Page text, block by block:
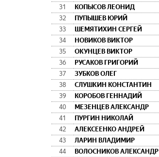
31
КОПЫСОВ ЛЕОНИД
32
ПУПЫШЕВ ЮРИЙ
33
ШЕМЯТИХИН СЕРГЕЙ
34
НОВИКОВ ВИКТОР
35
ОКУНЦЕВ ВИКТОР
36
РУСАКОВ ГРИГОРИЙ
37
ЗУБКОВ ОЛЕГ
38
СЛУШКИН КОНСТАНТИН
39
КОРОБОВ ГЕННАДИЙ
40
МЕЗЕНЦЕВ АЛЕКСАНДР
41
ПУРГИН НИКОЛАЙ
42
АЛЕКСЕЕНКО АНДРЕЙ
43
ЛАРИН ВЛАДИМИР
44
ВОЛОСНИКОВ АЛЕКСАНДР